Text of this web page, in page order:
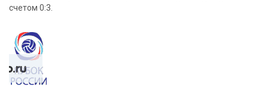
счетом 0:3.